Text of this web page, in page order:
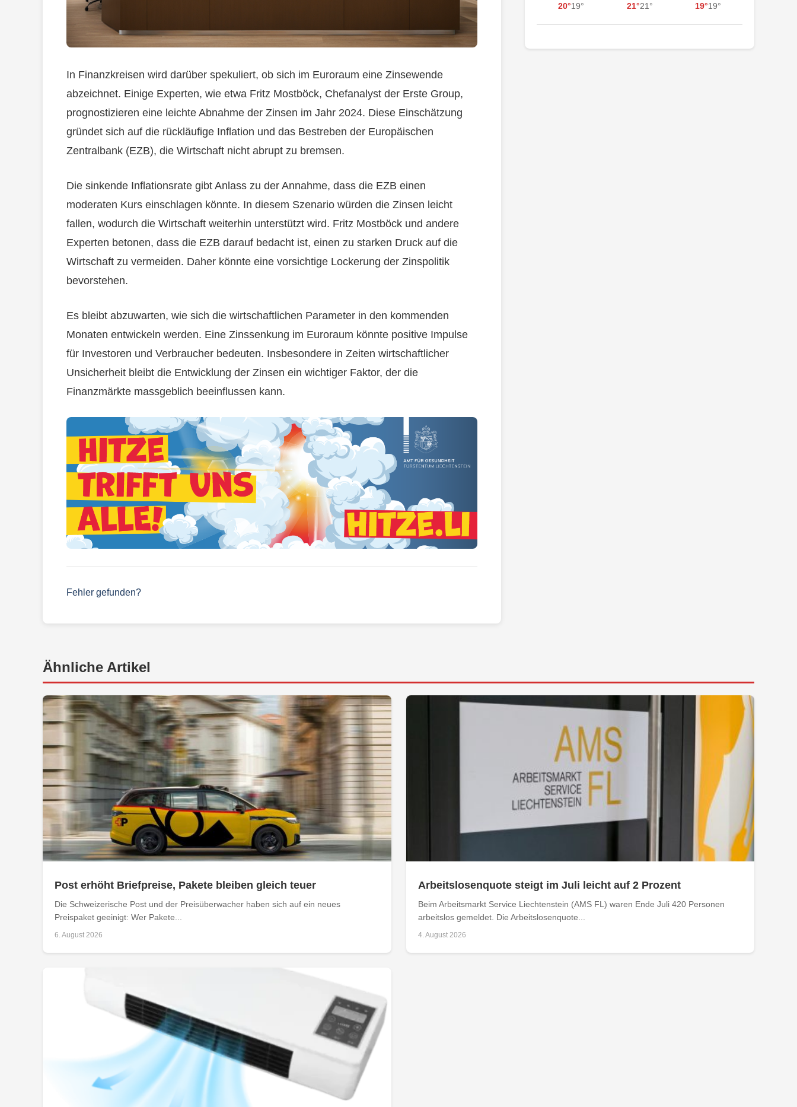
In Finanzkreisen wird darüber spekuliert, ob sich im Euroraum eine Zinsewende
abzeichnet. Einige Experten, wie etwa Fritz Mostböck, Chefanalyst der Erste Group,
prognostizieren eine leichte Abnahme der Zinsen im Jahr 2024. Diese Einschätzung
gründet sich auf die rückläufige Inflation und das Bestreben der Europäischen
Zentralbank (EZB), die Wirtschaft nicht abrupt zu bremsen.
Die sinkende Inflationsrate gibt Anlass zu der Annahme, dass die EZB einen
moderaten Kurs einschlagen könnte. In diesem Szenario würden die Zinsen leicht
fallen, wodurch die Wirtschaft weiterhin unterstützt wird. Fritz Mostböck und andere
Experten betonen, dass die EZB darauf bedacht ist, einen zu starken Druck auf die
Wirtschaft zu vermeiden. Daher könnte eine vorsichtige Lockerung der Zinspolitik
bevorstehen.
Es bleibt abzuwarten, wie sich die wirtschaftlichen Parameter in den kommenden
Monaten entwickeln werden. Eine Zinssenkung im Euroraum könnte positive Impulse
für Investoren und Verbraucher bedeuten. Insbesondere in Zeiten wirtschaftlicher
Unsicherheit bleibt die Entwicklung der Zinsen ein wichtiger Faktor, der die
Finanzmärkte massgeblich beeinflussen kann.
Fehler gefunden?
20°19° 21°21° 19°19°
Ähnliche Artikel
Post erhöht Briefpreise, Pakete bleiben gleich teuer
Die Schweizerische Post und der Preisüberwacher haben sich auf ein neues
Preispaket geeinigt: Wer Pakete...
6. August 2026
Arbeitslosenquote steigt im Juli leicht auf 2 Prozent
Beim Arbeitsmarkt Service Liechtenstein (AMS FL) waren Ende Juli 420 Personen
arbeitslos gemeldet. Die Arbeitslosenquote...
4. August 2026